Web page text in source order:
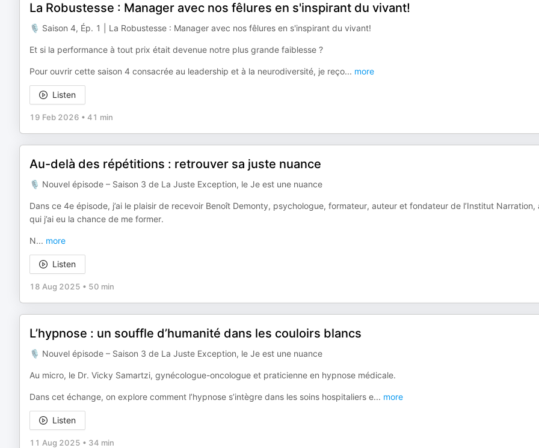
La Robustesse : Manager avec nos fêlures en s'inspirant du vivant!
🎙️ Saison 4, Ép. 1 | La Robustesse : Manager avec nos fêlures en s'inspirant du vivant!
Et si la performance à tout prix était devenue notre plus grande faiblesse ?
Pour ouvrir cette saison 4 consacrée au leadership et à la neurodiversité, je reço... more
Listen
19 Feb 2026 • 41 min
Au-delà des répétitions : retrouver sa juste nuance
🎙 Nouvel épisode – Saison 3 de La Juste Exception, le Je est une nuance
Dans ce 4e épisode, j’ai le plaisir de recevoir Benoît Demonty, psychologue, formateur, auteur et fondateur de l’Institut Narration,
qui j’ai eu la chance de me former.
N... more
Listen
18 Aug 2025 • 50 min
L’hypnose : un souffle d’humanité dans les couloirs blancs
🎙 Nouvel épisode – Saison 3 de La Juste Exception, le Je est une nuance
Au micro, le Dr. Vicky Samartzi, gynécologue-oncologue et praticienne en hypnose médicale.
Dans cet échange, on explore comment l’hypnose s’intègre dans les soins hospitaliers e... more
Listen
11 Aug 2025 • 34 min